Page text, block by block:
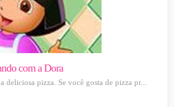
com a Dora
pizza. Se você gosta de pizza pr...